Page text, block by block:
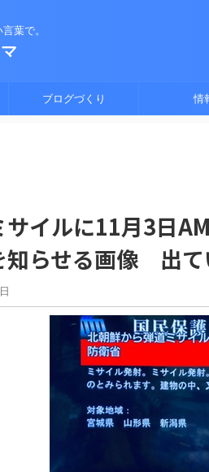
葉で。
ブログづくり 情
サイルに11月3日
知らせる画像 出て